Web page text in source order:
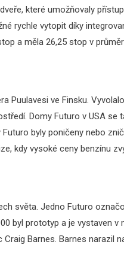
které umožňovaly
rychle vytopit díky
a měla 26,25 stop v
Puulavesi ve Finsku.
Domy Futuro v USA
byly poničeny nebo
kdy vysoké ceny benzínu
světa. Jedno Futuro
byl prototyp a je vystaven
Barnes. Barnes narazil